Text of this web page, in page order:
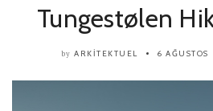
Tungestølen
by ARKITEKTUEL 6 AĞUSTOS